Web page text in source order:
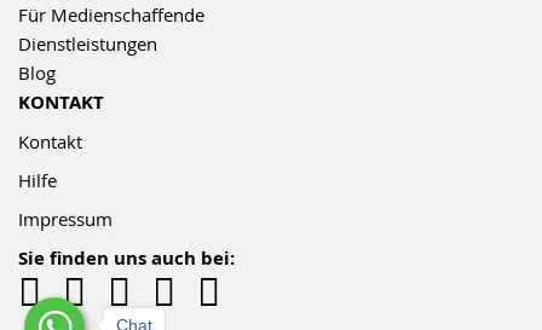
Für Medienschaffende
Dienstleistungen
Blog
KONTAKT
Kontakt
Hilfe
Impressum
Sie finden uns auch bei:
Chat